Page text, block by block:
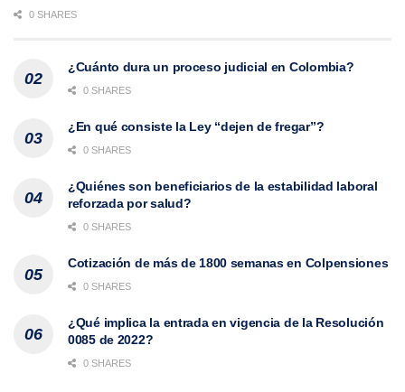
0 SHARES
¿Cuánto dura un proceso judicial en Colombia?
0 SHARES
¿En qué consiste la Ley “dejen de fregar”?
0 SHARES
¿Quiénes son beneficiarios de la estabilidad laboral
reforzada por salud?
0 SHARES
Cotización de más de 1800 semanas en Colpensiones
0 SHARES
¿Qué implica la entrada en vigencia de la Resolución
0085 de 2022?
0 SHARES